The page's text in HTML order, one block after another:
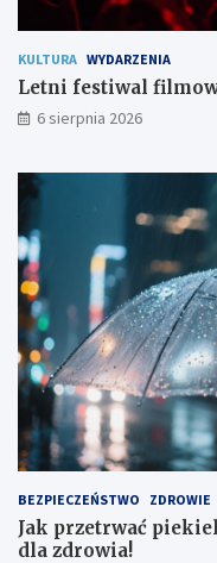
KULTURA WYDARZENIA
Letni festiwal
6 sierpnia 2026
BEZPIECZEŃSTWO ZDROWIE
Jak przetrwać
dla zdrowia!